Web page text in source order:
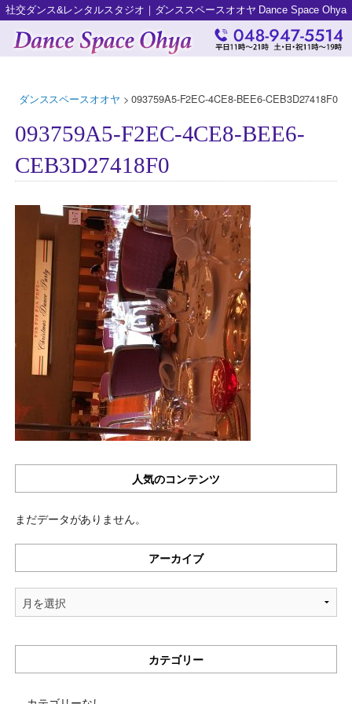
社交ダンス&レンタルスタジオ｜ダンススペースオオヤ Dance Space Ohya
ダンススペースオオヤ >093759A5-F2EC-4CE8-BEE6-CEB3D27418F0
093759A5-F2EC-4CE8-BEE6-
CEB3D27418F0
人気のコンテンツ
まだデータがありません。
アーカイブ
ア
ー
ブ
カテゴリー